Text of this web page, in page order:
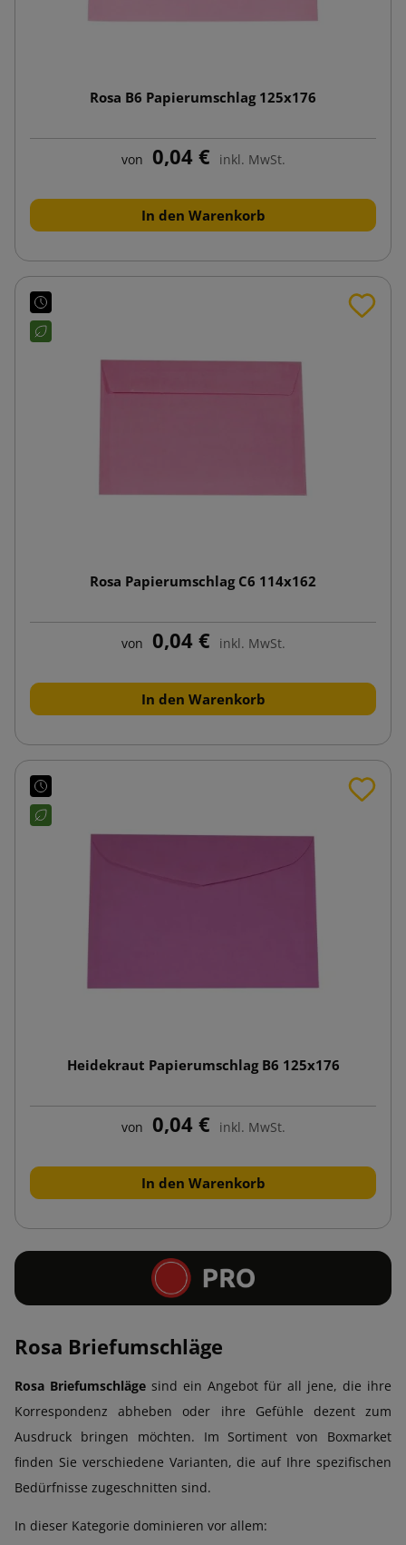
Rosa B6 Papierumschlag 125x176
von 0,04 € inkl. MwSt.
In den Warenkorb
Rosa Papierumschlag C6 114x162
von 0,04 € inkl. MwSt.
In den Warenkorb
Heidekraut Papierumschlag B6 125x176
von 0,04 € inkl. MwSt.
In den Warenkorb
Rosa Briefumschläge
Rosa Briefumschläge sind ein Angebot für all jene, die ihre
Korrespondenz abheben oder ihre Gefühle dezent zum
Ausdruck bringen möchten. Im Sortiment von Boxmarket
finden Sie verschiedene Varianten, die auf Ihre spezifischen
Bedürfnisse zugeschnitten sind.
In dieser Kategorie dominieren vor allem: